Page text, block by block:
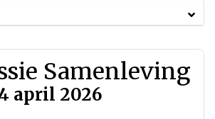
Samenleving
april 2026